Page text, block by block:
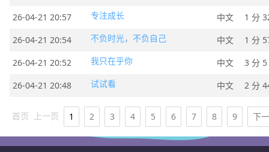
26-04-21 20:57
专注成长 中文
1 分
26-04-21 20:54
不负时光，不负自己 中文
1 分
26-04-21 20:52
我只在乎你 中文
3 分
26-04-21 20:48
试试看 中文 2 分
首页 上一页 1 2 3 4 5 6 7 8 9 下